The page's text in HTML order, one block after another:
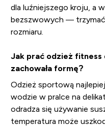
dla luźniejszego kroju, a
bezszwowych —
rozmiaru.
Jak prać odzież fitness
zachowała formę?
Odzież sportową
wodzie w pralce na
odradza się używanie
temperatura może